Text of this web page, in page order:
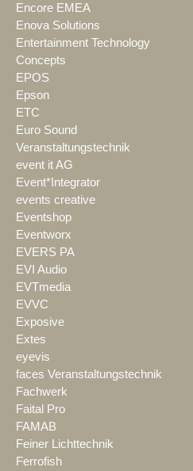
Encore EMEA
Enova Solutions
Entertainment Technology
Concepts
EPOS
Epson
ETC
Euro Sound
Veranstaltungstechnik
event it AG
Event*Integrator
events creative
Eventshop
Eventworx
EVERS PA
EVI Audio
EVTmedia
EVVC
Exposive
Extes
eyevis
faces Veranstaltungstechnik
Fachwerk
Faital Pro
FAMAB
Feiner Lichttechnik
Ferrofish